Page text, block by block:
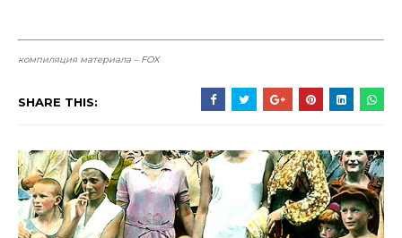
компиляция материала – FOX
SHARE THIS: